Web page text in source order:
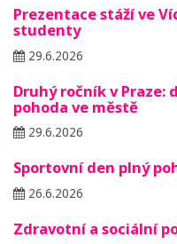
Prezentace stáží ve
studenty
29.6.2026
Druhý ročník v
pohoda ve městě
29.6.2026
Sportovní den plný
26.6.2026
Zdravotní a sociální